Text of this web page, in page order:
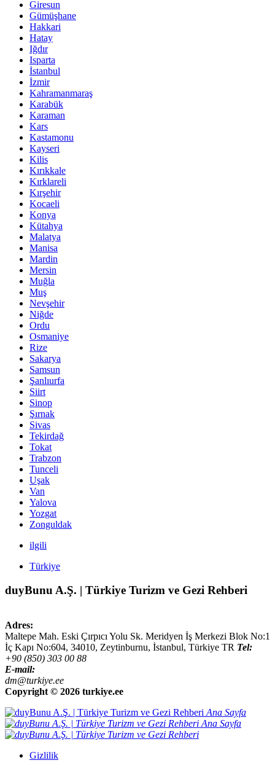
Giresun
Gümüşhane
Hakkari
Hatay
Iğdır
Isparta
İstanbul
İzmir
Kahramanmaraş
Karabük
Karaman
Kars
Kastamonu
Kayseri
Kilis
Kırıkkale
Kırklareli
Kırşehir
Kocaeli
Konya
Kütahya
Malatya
Manisa
Mardin
Mersin
Muğla
Muş
Nevşehir
Niğde
Ordu
Osmaniye
Rize
Sakarya
Samsun
Şanlıurfa
Siirt
Sinop
Şırnak
Sivas
Tekirdağ
Tokat
Trabzon
Tunceli
Uşak
Van
Yalova
Yozgat
Zonguldak
ilgili
Türkiye
duyBunu A.Ş. | Türkiye Turizm ve Gezi Rehberi
Adres:
Maltepe Mah. Eski Çırpıcı Yolu Sk. Meridyen İş Merkezi Blok No:1
İç Kapı No:604, 34010, Zeytinburnu, İstanbul, Türkiye TR Tel:
+90 (850) 303 00 88
E-mail:
dm@turkiye.ee
Copyright © 2026 turkiye.ee
Ana Sayfa
Ana Sayfa
Gizlilik